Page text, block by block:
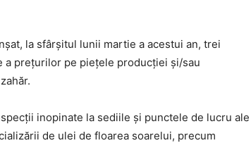
la sfârșitul lunii martie a acestui an, trei
prețurilor pe piețele producției și/sau
inopinate la sediile și punctele de lucru ale
de ulei de floarea soarelui, precum